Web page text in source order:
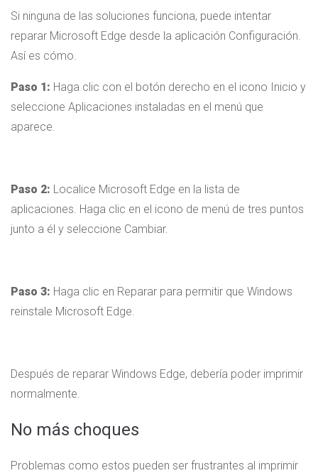
Si ninguna de las soluciones funciona, puede intentar
reparar Microsoft Edge desde la aplicación Configuración.
Así es cómo.
Paso 1: Haga clic con el botón derecho en el icono Inicio y
seleccione Aplicaciones instaladas en el menú que
aparece.
Paso 2: Localice Microsoft Edge en la lista de
aplicaciones. Haga clic en el icono de menú de tres puntos
junto a él y seleccione Cambiar.
Paso 3: Haga clic en Reparar para permitir que Windows
reinstale Microsoft Edge.
Después de reparar Windows Edge, debería poder imprimir
normalmente.
No más choques
Problemas como estos pueden ser frustrantes al imprimir